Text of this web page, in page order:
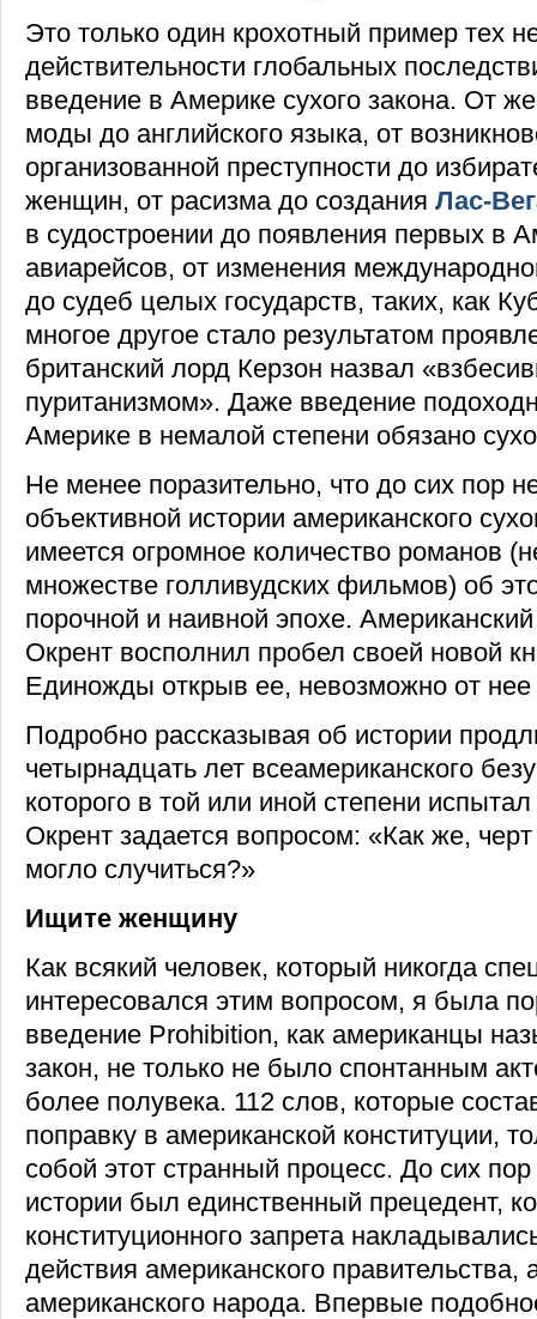
Это только один крохотный пример тех
действительности глобальных
введение в Америке сухого закона. От
моды до английского языка, от
организованной преступности до
женщин, от расизма до создания Лас-
в судостроении до появления первых в
авиарейсов, от изменения
до судеб целых государств, таких, как
многое другое стало результатом
британский лорд Керзон назвал
пуританизмом». Даже введение
Америке в немалой степени обязано
Не менее поразительно, что до сих пор
объективной истории американского
имеется огромное количество романов
множестве голливудских фильмов) об
порочной и наивной эпохе.
Окрент восполнил пробел своей новой
Единожды открыв ее, невозможно от нее
Подробно рассказывая об истории
четырнадцать лет всеамериканского
которого в той или иной степени
Окрент задается вопросом: «Как же,
могло случиться?»
Ищите женщину
Как всякий человек, который никогда
интересовался этим вопросом, я была
введение Prohibition, как американцы
закон, не только не было спонтанным
более полувека. 112 слов, которые
поправку в американской конституции,
собой этот странный процесс. До сих
истории был единственный прецедент,
конституционного запрета
действия американского правительства,
американского народа. Впервые